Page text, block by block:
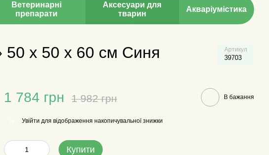
Ветеринарні
препарати
Аксесуари для
тварин
Акваріумістика
50 x 50 x 60 см Синя Артикул
39703
1 784 грн 1 982 грн В бажання
Увійти для відображення накопичувальної знижки
Купити